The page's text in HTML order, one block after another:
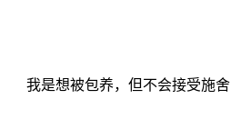
我是想被包养，但不会接受施舍